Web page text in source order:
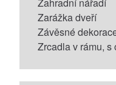
Zarážka dveří
Závěsné
Zrcadla v rámu, s